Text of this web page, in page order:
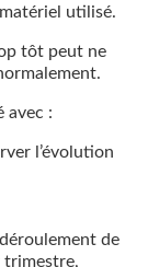
utilisé.
tôt peut ne
avec :
l’évolution
de
trimestre,